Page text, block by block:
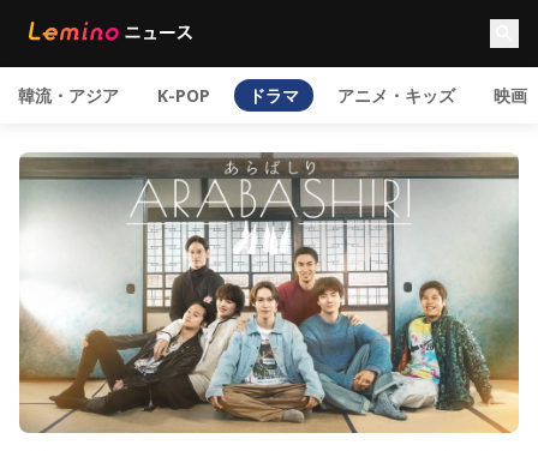
韓流・アジア K-POP ドラマ アニメ・キッズ 映画